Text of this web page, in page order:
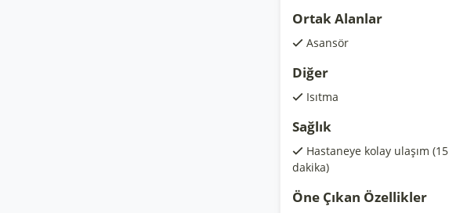
Ortak Alanlar
Asansör
Diğer
Isıtma
Sağlık
Hastaneye kolay ulaşım (15
dakika)
Öne Çıkan Özellikler